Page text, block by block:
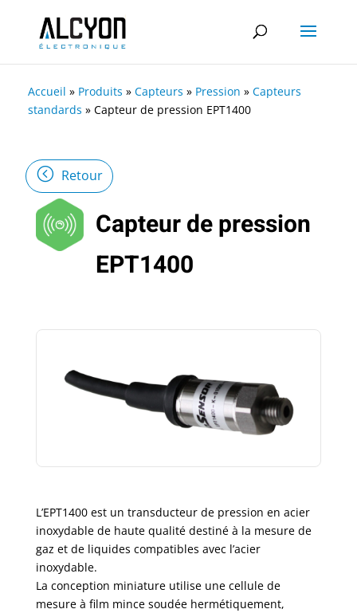
Accueil » Produits » Capteurs » Pression » Capteurs
standards » Capteur de pression EPT1400
Retour
Capteur de pression
EPT1400
L’EPT1400 est un transducteur de pression en acier
inoxydable de haute qualité destiné à la mesure de
gaz et de liquides compatibles avec l’acier
inoxydable.
La conception miniature utilise une cellule de
mesure à film mince soudée hermétiquement,